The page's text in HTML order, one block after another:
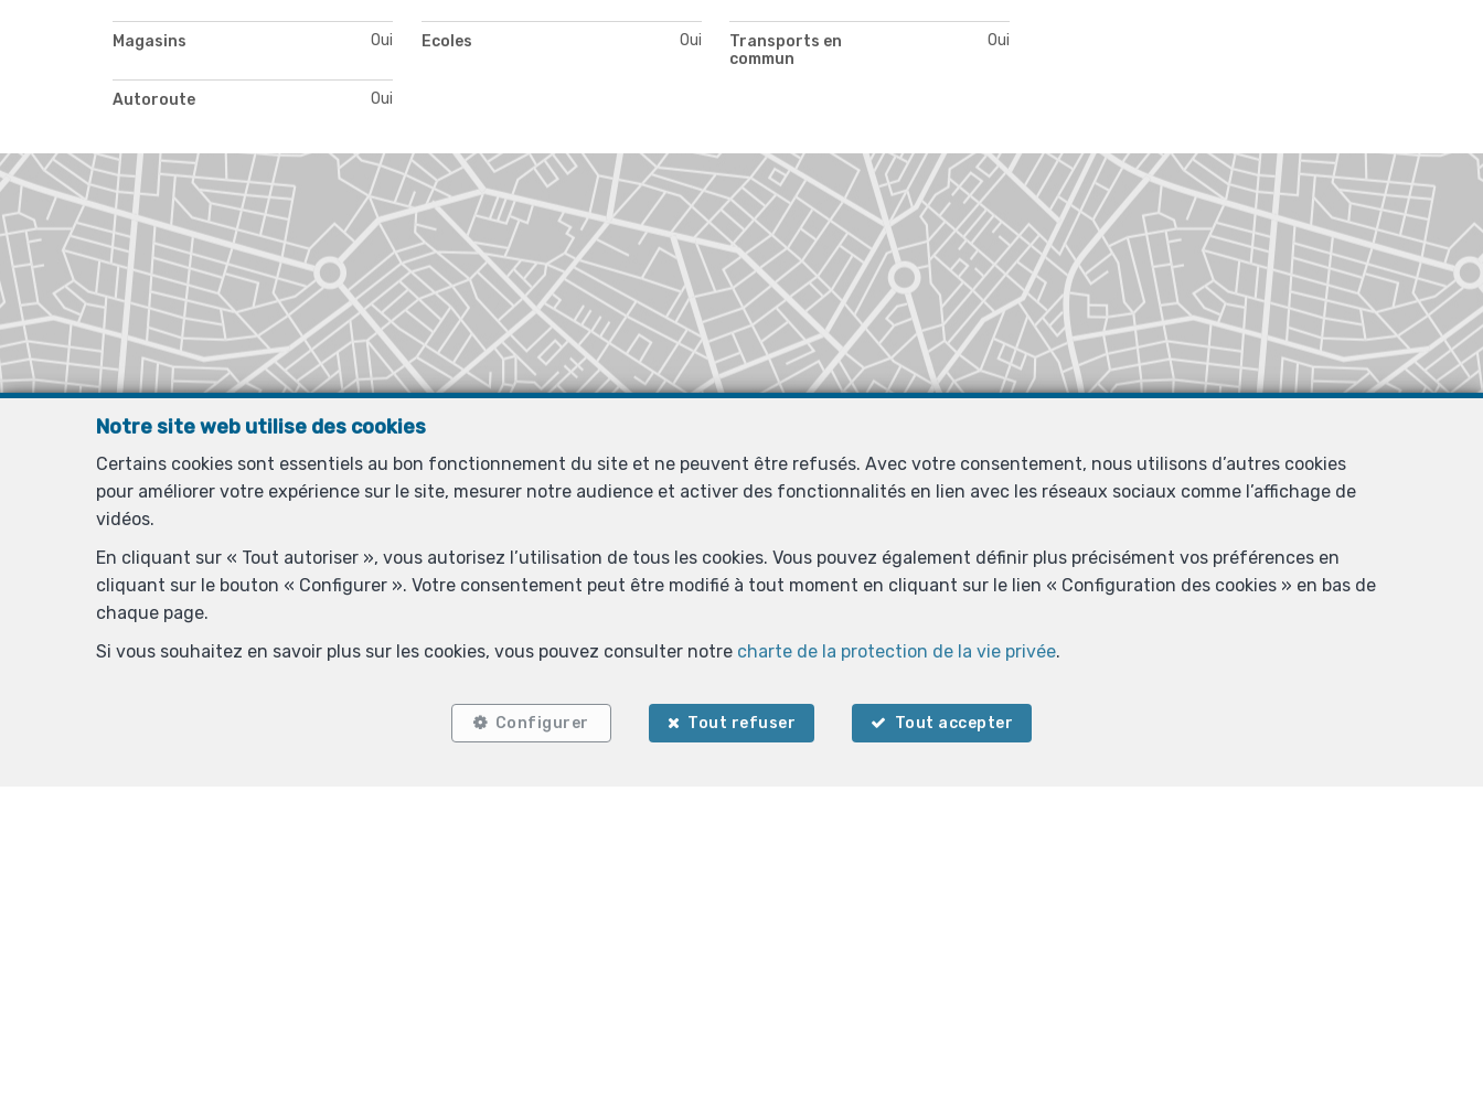
Magasins Oui Ecoles Oui
Transports en
commun
Oui
Autoroute Oui
Notre site web utilise des cookies
Certains cookies sont essentiels au bon fonctionnement du site et ne peuvent être refusés. Avec votre consentement, nous utilisons d’autres cookies
pour améliorer votre expérience sur le site, mesurer notre audience et activer des fonctionnalités en lien avec les réseaux sociaux comme l’affichage de
vidéos.
En cliquant sur « Tout autoriser », vous autorisez l’utilisation de tous les cookies. Vous pouvez également définir plus précisément vos préférences en
cliquant sur le bouton « Configurer ». Votre consentement peut être modifié à tout moment en cliquant sur le lien « Configuration des cookies » en bas de
chaque page.
Si vous souhaitez en savoir plus sur les cookies, vous pouvez consulter notre charte de la protection de la vie privée.
Configurer Tout refuser Tout accepter